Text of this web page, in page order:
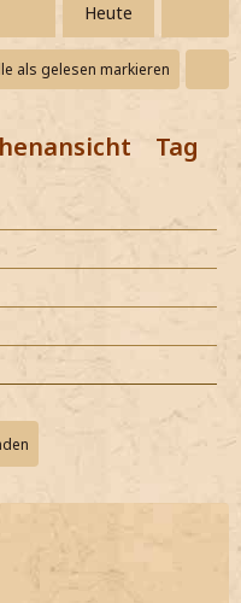
werden!
Heute
als gelesen markieren